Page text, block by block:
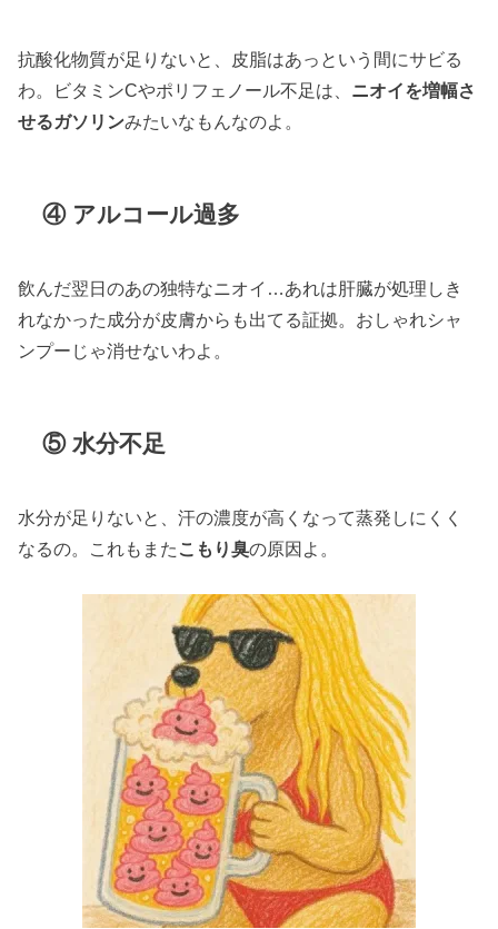
抗酸化物質が足りないと、皮脂はあっという間にサビる
わ。ビタミンCやポリフェノール不足は、 ニオイを増幅さ
せるガソリンみたいなもんなのよ。
④ アルコール過多
飲んだ翌日のあの独特なニオイ…あれは肝臓が処理しき
れなかった成分が皮膚からも出てる証拠。おしゃれシャ
ンプーじゃ消せないわよ。
⑤ 水分不足
水分が足りないと、汗の濃度が高くなって蒸発しにくく
なるの。これもまた こもり臭の原因よ。